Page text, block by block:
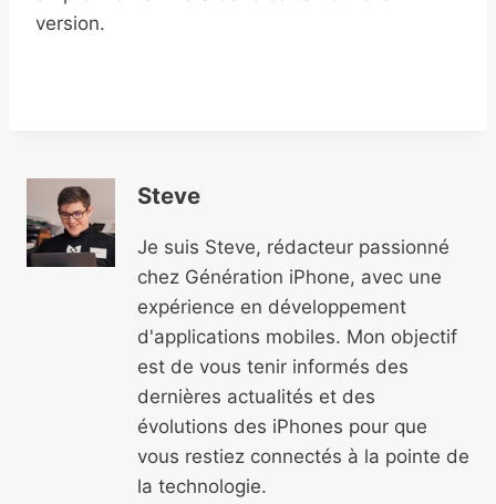
version.
Steve
Je suis Steve, rédacteur passionné
chez Génération iPhone, avec une
expérience en développement
d'applications mobiles. Mon objectif
est de vous tenir informés des
dernières actualités et des
évolutions des iPhones pour que
vous restiez connectés à la pointe de
la technologie.